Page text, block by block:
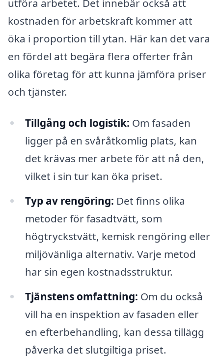
kostnaden för arbetskraft kommer att
öka i proportion till ytan. Här kan det vara
en fördel att begära flera offerter från
olika företag för att kunna jämföra priser
och tjänster.
Tillgång och logistik: Om fasaden
ligger på en svåråtkomlig plats, kan
det krävas mer arbete för att nå den,
vilket i sin tur kan öka priset.
Typ av rengöring: Det finns olika
metoder för fasadtvätt, som
högtryckstvätt, kemisk rengöring eller
miljövänliga alternativ. Varje metod
har sin egen kostnadsstruktur.
Tjänstens omfattning: Om du också
vill ha en inspektion av fasaden eller
en efterbehandling, kan dessa tillägg
påverka det slutgiltiga priset.